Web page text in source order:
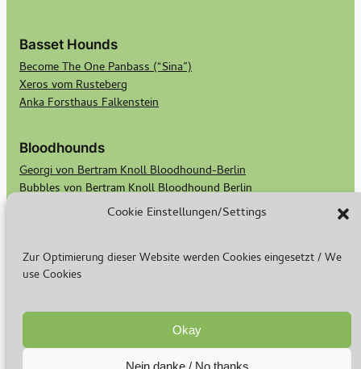
Cookie Einstellungen/Settings
Zur Optimierung dieser Website werden Cookies eingesetzt / We
use Cookies
Okay
Nein danke / No thanks
Basset Hounds
Become The One Panbass (“Sina”)
Xeros vom Rusteberg
Anka Forsthaus Falkenstein
Bloodhounds
Georgi von Bertram Knoll Bloodhound-Berlin
Bubbles von Bertram Knoll Bloodhound Berlin
Scotts Secret Keeper Madge
Rasse & Zucht
Basset Welpen